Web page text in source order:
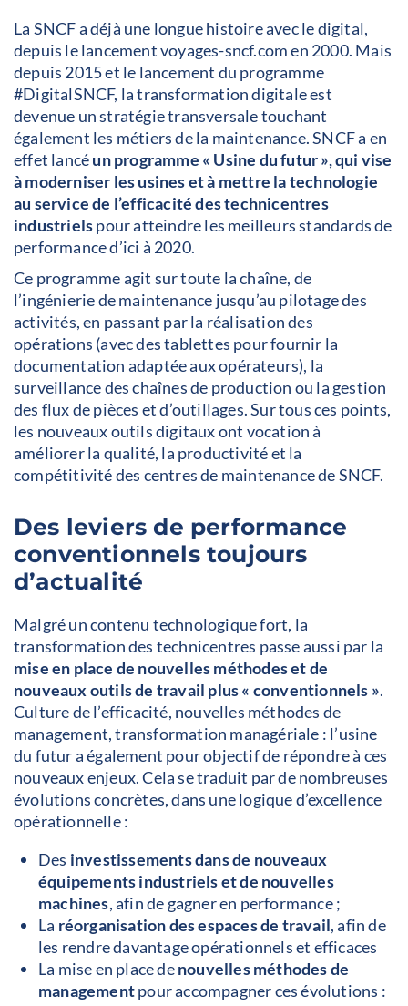
La SNCF a déjà une longue histoire avec le digital,
depuis le lancement voyages-sncf.com en 2000. Mais
depuis 2015 et le lancement du programme
#DigitalSNCF, la transformation digitale est
devenue un stratégie transversale touchant
également les métiers de la maintenance. SNCF a en
effet lancéun programme « Usine du futur », qui vise
à moderniser les usines et à mettre la technologie
au service de l’efficacité des technicentres
industrielspour atteindre les meilleurs standards de
performance d’ici à 2020.
Ce programme agit sur toute la chaîne, de
l’ingénierie de maintenance jusqu’au pilotage des
activités, en passant par la réalisation des
opérations (avec des tablettes pour fournir la
documentation adaptée aux opérateurs), la
surveillance des chaînes de production ou la gestion
des flux de pièces et d’outillages. Sur tous ces points,
les nouveaux outils digitaux ont vocation à
améliorer la qualité, la productivité et la
compétitivité des centres de maintenance de SNCF.
Des leviers de performance
conventionnels toujours
d’actualité
Malgré un contenu technologique fort, la
transformation des technicentres passe aussi par la
mise en place de nouvelles méthodes et de
nouveaux outils de travail plus « conventionnels ».
Culture de l’efficacité, nouvelles méthodes de
management, transformation managériale : l’usine
du futur a également pour objectif de répondre à ces
nouveaux enjeux. Cela se traduit par de nombreuses
évolutions concrètes, dans une logique d’excellence
opérationnelle :
Des investissements dans de nouveaux
équipements industriels et de nouvelles
machines, afin de gagner en performance ;
La réorganisation des espaces de travail, afin de
les rendre davantage opérationnels et efficaces
La mise en place denouvelles méthodes de
managementpour accompagner ces évolutions :